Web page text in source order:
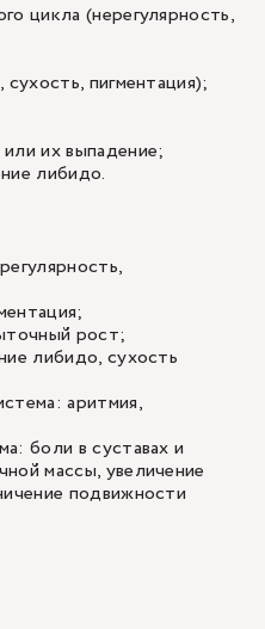
цикла (нерегулярность,
пигментация);
их выпадение;
либидо.
рост;
либидо, сухость
аритмия,
боли в суставах и
массы, увеличение
подвижности